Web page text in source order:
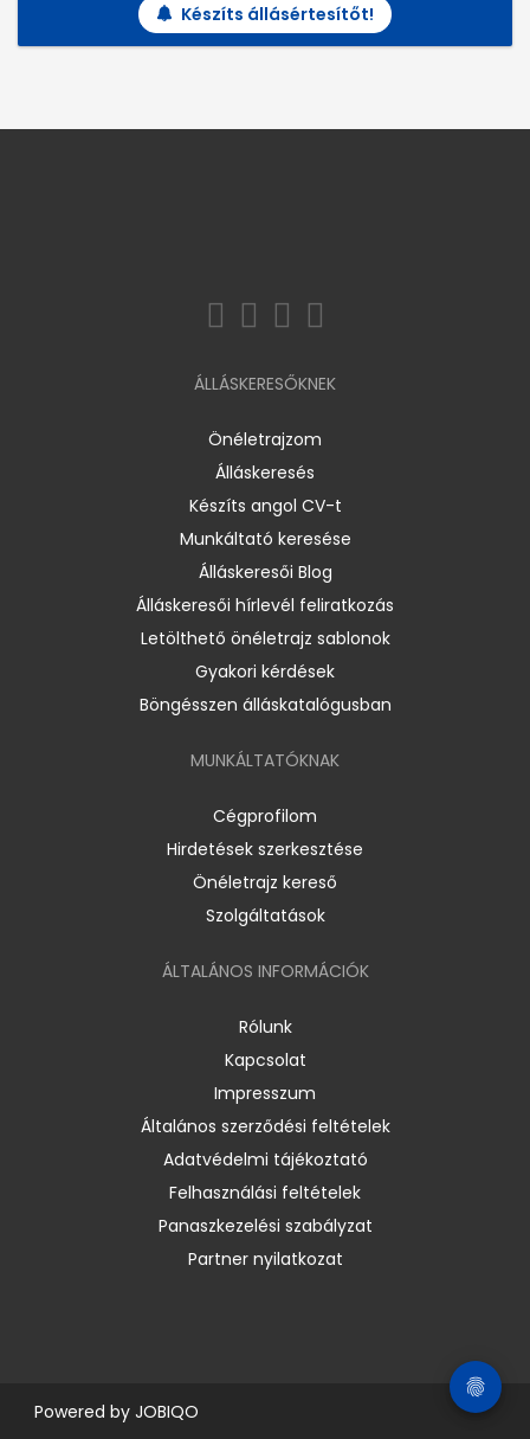
Készíts állásértesítőt!
ÁLLÁSKERESŐKNEK
Önéletrajzom
Álláskeresés
Készíts angol CV-t
Munkáltató keresése
Álláskeresői Blog
Álláskeresői hírlevél feliratkozás
Letölthető önéletrajz sablonok
Gyakori kérdések
Böngésszen álláskatalógusban
MUNKÁLTATÓKNAK
Cégprofilom
Hirdetések szerkesztése
Önéletrajz kereső
Szolgáltatások
ÁLTALÁNOS INFORMÁCIÓK
Rólunk
Kapcsolat
Impresszum
Általános szerződési feltételek
Adatvédelmi tájékoztató
Felhasználási feltételek
Panaszkezelési szabályzat
Partner nyilatkozat
Powered by JOBIQO